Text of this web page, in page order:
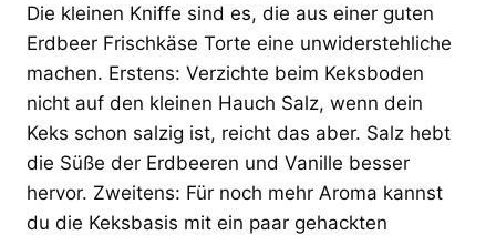
Die kleinen Kniffe sind es, die aus einer guten
Erdbeer Frischkäse Torte eine unwiderstehliche
machen. Erstens: Verzichte beim Keksboden
nicht auf den kleinen Hauch Salz, wenn dein
Keks schon salzig ist, reicht das aber. Salz hebt
die Süße der Erdbeeren und Vanille besser
hervor. Zweitens: Für noch mehr Aroma kannst
du die Keksbasis mit ein paar gehackten